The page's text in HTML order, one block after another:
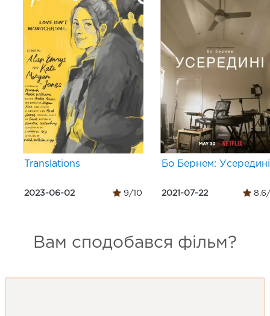
Translations
2023-06-02 9/10
Бо Бернем: Усередині
2021-07-22 8.6/
Вам сподобався фільм?